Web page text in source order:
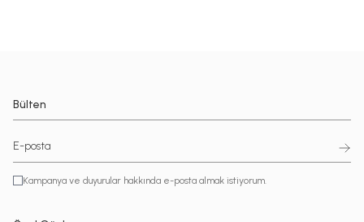
Bülten
Kampanya ve duyurular hakkında e-posta almak istiyorum.